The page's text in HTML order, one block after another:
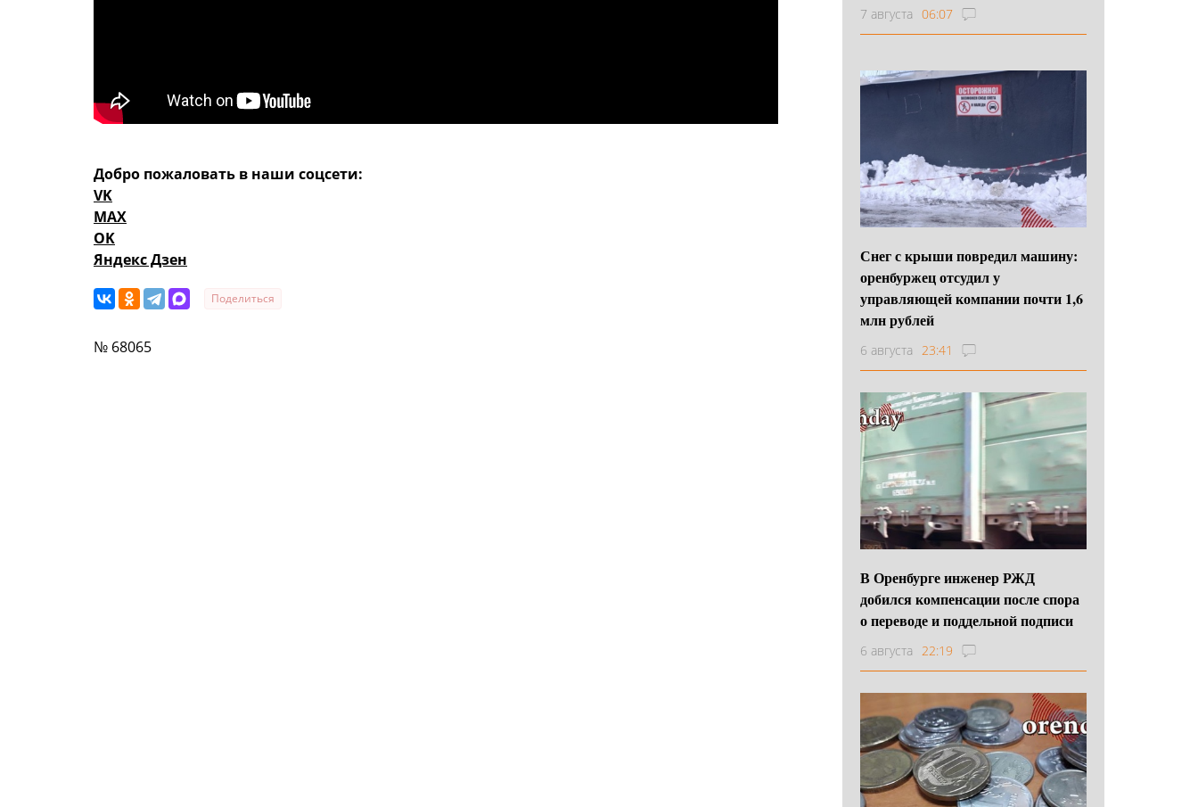
Добро пожаловать в наши соцсети:
VK
MAX
OK
Яндекс Дзен
Поделиться
№ 68065
7 августа 06:07
Снег с крыши повредил машину:
оренбуржец отсудил у
управляющей компании почти 1,6
млн рублей
6 августа 23:41
В Оренбурге инженер РЖД
добился компенсации после спора
о переводе и поддельной подписи
6 августа 22:19